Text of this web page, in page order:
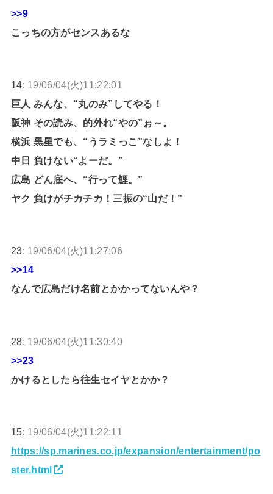
>>9
こっちの方がセンスあるな
14: 19/06/04(火)11:22:01
巨人 みんな、“丸のみ”してやる！
阪神 その読み、的外れ“やの”ぉ～。
横浜 黒星でも、“うラミっこ”なしよ！
中日 負けない“よーだ。”
広島 どん底へ、“行って鯉。”
ヤク 負けがチカチカ！三振の“山だ！”
23: 19/06/04(火)11:27:06
>>14
なんで広島だけ名前とかかってないんや？
28: 19/06/04(火)11:30:40
>>23
かけるとしたら往生セイヤとかか？
15: 19/06/04(火)11:22:11
https://sp.marines.co.jp/expansion/entertainment/po
ster.html